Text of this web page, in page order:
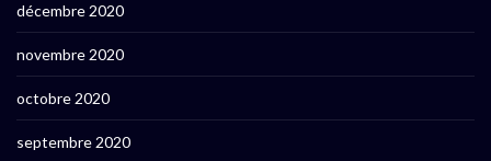
décembre 2020
novembre 2020
octobre 2020
septembre 2020